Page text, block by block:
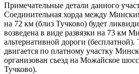
Примечательные детали данного
Соединительная хорда между
на 72 км (близ Тучково) будет
возведена в виде развязки на 73 км
альтернативной дороги (бесплатной).
двигается по платному участку
организован съезд на Можайское
Тучково).